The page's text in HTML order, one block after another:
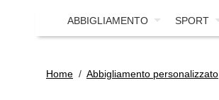
ABBIGLIAMENTO SPORT
Home / Abbigliamento personalizzato